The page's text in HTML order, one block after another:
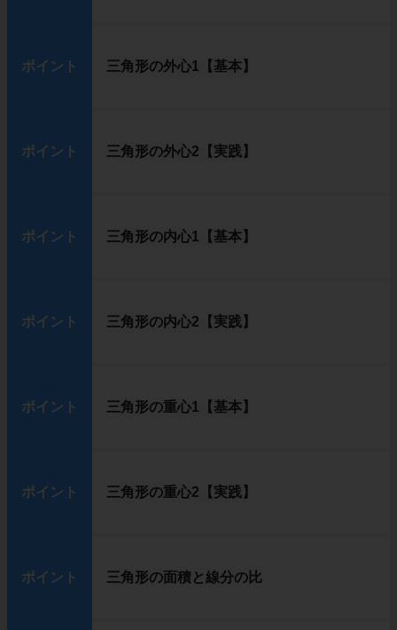
ポイント 三角形の外心1【基本】
ポイント 三角形の外心2【実践】
ポイント 三角形の内心1【基本】
ポイント 三角形の内心2【実践】
ポイント 三角形の重心1【基本】
ポイント 三角形の重心2【実践】
ポイント 三角形の面積と線分の比